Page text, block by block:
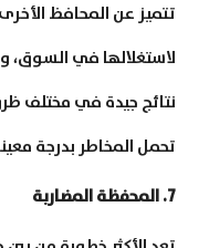
تتميز عن المحافظ
لاستغلالها في السوق،
نتائج جيدة في مختلف
تحمل المخاطر بدرجة
7. المحفظة المضاربة